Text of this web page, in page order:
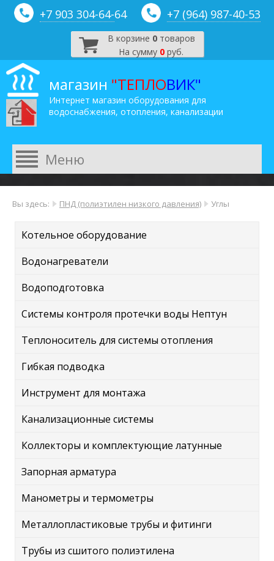
+7 903 304-64-64 +7 (964) 987-40-53
В корзине 0товаров
На сумму 0 руб.
магазин "ТЕПЛОВИК"
Интернет магазин оборудования для
водоснабжения, отопления, канализации
Вы здесь: ПНД (полиэтилен низкого давления) Углы
Котельное оборудование
Водонагреватели
Водоподготовка
Системы контроля протечки воды Нептун
Теплоноситель для системы отопления
Гибкая подводка
Инструмент для монтажа
Канализационные системы
Коллекторы и комплектующие латунные
Запорная арматура
Манометры и термометры
Металлопластиковые трубы и фитинги
Трубы из сшитого полиэтилена